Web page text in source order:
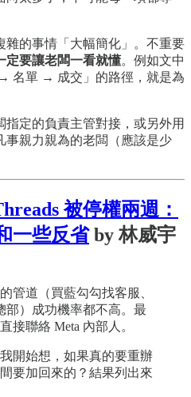
雜的事情「大幅簡化」。不重要
定要讓老闆一看就懂。例如文中
名單 → 成交」的路徑，就是為
定的負責主管對接，或另外用
親力親為的老闆（應該是少
被停權兩週：
一些反省by 林威宇
管道（買藍勾勾找客服、
部）成功機率都不高。最
接聯絡 Meta 內部人。
開始想，如果真的要重辦
要加回來的？結果列出來